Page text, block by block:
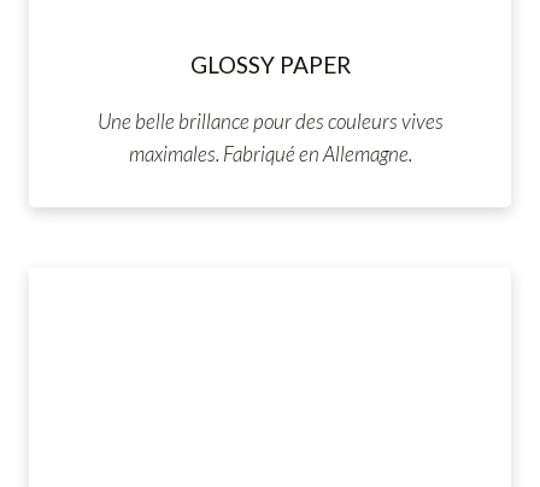
GLOSSY PAPER
Une belle brillance pour des couleurs vives
maximales. Fabriqué en Allemagne.